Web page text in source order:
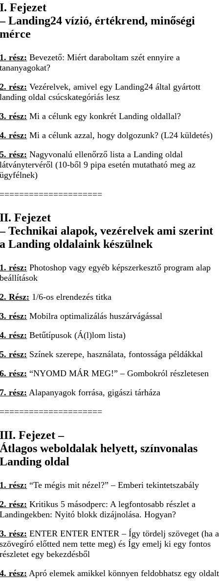
I. Fejezet
– Landing24 vízió, értékrend, minőségi
mérce
1. rész: Bevezető: Miért daraboltam szét ennyire a
tananyagokat?
2. rész: Vezérelvek, amivel egy Landing24 által gyártott
landing oldal csúcskategóriás lesz
3. rész: Mi a célunk egy konkrét Landing oldallal?
4. rész: Mi a célunk azzal, hogy dolgozunk? (L24 küldetés)
5. rész: Nagyvonalú ellenőrző lista a Landing oldal
látványtervéről (10-ből 9 pipa esetén mutatható meg az
ügyfélnek)
=====================
II. Fejezet
– Technikai alapok, vezérelvek ami szerint
a Landing oldalaink készülnek
1. rész: Photoshop vagy egyéb képszerkesztő program alap
beállítások
2. Rész: 1/6-os elrendezés titka
3. rész: Mobilra optimalizálás huszárvágással
4. rész: Betűtípusok (Á(l)lom lista)
5. rész: Színek szerepe, használata, fontossága példákkal
6. rész: “NYOMD MÁR MEG!” – Gombokról részletesen
7. rész: Alapanyagok forrása, gigászi tárháza
=====================
III. Fejezet –
Átlagos weboldalak helyett, színvonalas
Landing oldal
1. rész: “Te mégis mit nézel?” – Emberi tekintetszabály
2. rész: Kritikus 5 másodperc: A legfontosabb részlet a
Landingekben: Nyitó blokk dizájnolása. Hogyan?
3. rész: ENTER ENTER ENTER – Így tördelj szöveget (ha a
szövegíró előtted nem tette meg) és Így emelj ki egy fontos
részletet egy bekezdésből
4. rész: Apró elemek amikkel könnyen feldobhatsz egy oldalt